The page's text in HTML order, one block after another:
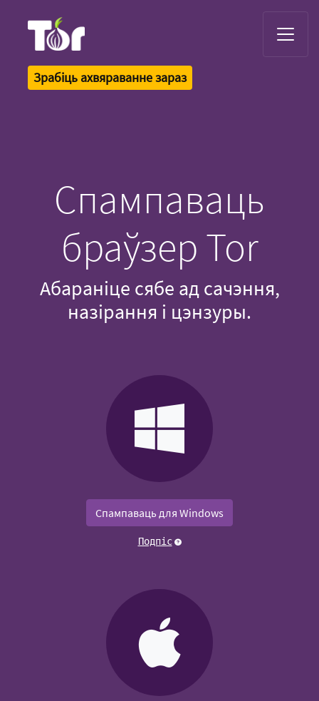
Зрабіць ахвяраванне зараз
Спампаваць
браўзер Tor
Абараніце сябе ад сачэння,
назірання і цэнзуры.
Спампаваць для Windows
Подпіс